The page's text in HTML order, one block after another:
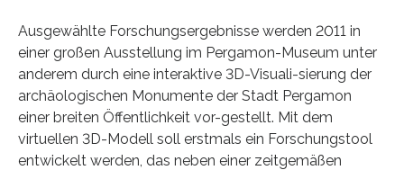
Ausgewählte Forschungsergebnisse werden 2011 in
einer großen Ausstellung im Pergamon-Museum unter
anderem durch eine interaktive 3D-Visuali-sierung der
archäologischen Monumente der Stadt Pergamon
einer breiten Öffentlichkeit vor-gestellt. Mit dem
virtuellen 3D-Modell soll erstmals ein Forschungstool
entwickelt werden, das neben einer zeitgemäßen